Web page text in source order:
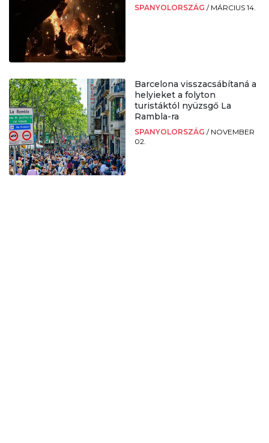
SPANYOLORSZÁG / MÁRCIUS 14.
Barcelona visszacsábítaná a
helyieket a folyton
turistáktól nyüzsgő La
Rambla-ra
SPANYOLORSZÁG / NOVEMBER
02.